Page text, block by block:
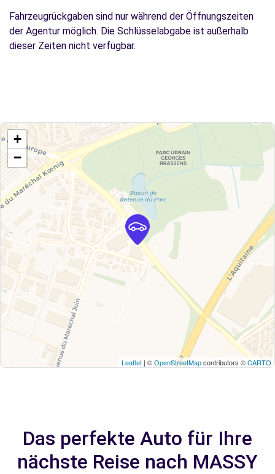
Fahrzeugrückgaben sind nur während der Öffnungszeiten
der Agentur möglich. Die Schlüsselabgabe ist außerhalb
dieser Zeiten nicht verfügbar.
+
−
Leaflet | ©OpenStreetMapcontributors ©CARTO
Das perfekte Auto für Ihre
nächste Reise nach MASSY